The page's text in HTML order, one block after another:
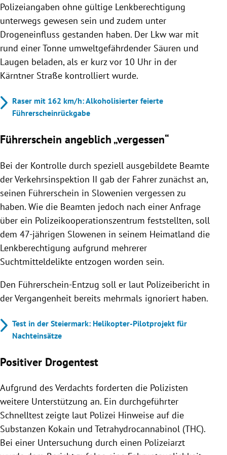
Polizeiangaben ohne gültige Lenkberechtigung
unterwegs gewesen sein und zudem unter
Drogeneinfluss gestanden haben. Der Lkw war mit
rund einer Tonne umweltgefährdender Säuren und
Laugen beladen, als er kurz vor 10 Uhr in der
Kärntner Straße kontrolliert wurde.
Raser mit 162 km/h: Alkoholisierter feierte
Führerscheinrückgabe
Führerschein angeblich „vergessen“
Bei der Kontrolle durch speziell ausgebildete Beamte
der Verkehrsinspektion II gab der Fahrer zunächst an,
seinen Führerschein in Slowenien vergessen zu
haben. Wie die Beamten jedoch nach einer Anfrage
über ein Polizeikooperationszentrum feststellten, soll
dem 47-jährigen Slowenen in seinem Heimatland die
Lenkberechtigung aufgrund mehrerer
Suchtmitteldelikte entzogen worden sein.
Den Führerschein-Entzug soll er laut Polizeibericht in
der Vergangenheit bereits mehrmals ignoriert haben.
Test in der Steiermark: Helikopter-Pilotprojekt für
Nachteinsätze
Positiver Drogentest
Aufgrund des Verdachts forderten die Polizisten
weitere Unterstützung an. Ein durchgeführter
Schnelltest zeigte laut Polizei Hinweise auf die
Substanzen Kokain und Tetrahydrocannabinol (THC).
Bei einer Untersuchung durch einen Polizeiarzt